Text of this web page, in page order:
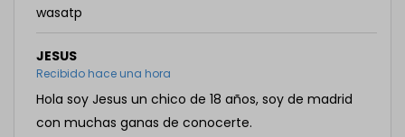
wasatp
JESUS
Recibido hace una hora
Hola soy Jesus un chico de 18 años, soy de madrid
con muchas ganas de conocerte.